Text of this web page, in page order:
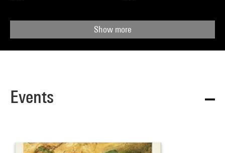
Show more
Events